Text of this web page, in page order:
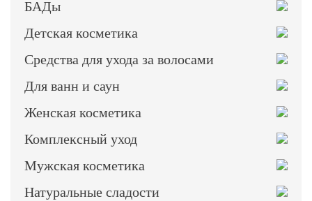
БАДы
Детская косметика
Средства для ухода за волосами
Для ванн и саун
Женская косметика
Комплексный уход
Мужская косметика
Натуральные сладости